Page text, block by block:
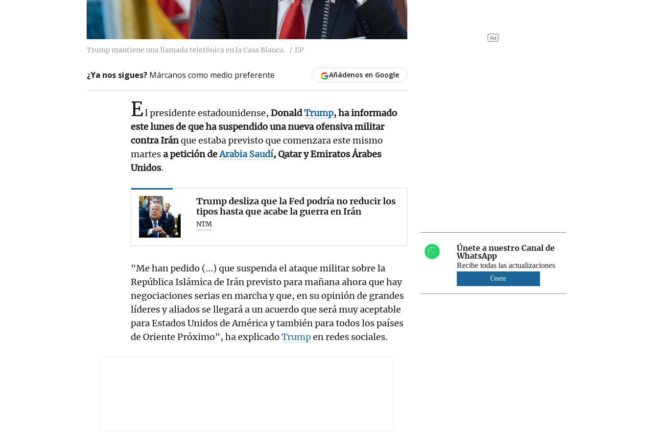
Trump mantiene una llamada telefónica en la Casa Blanca. EP
¿Ya nos sigues? Márcanos como medio preferente Añádenos en Google
El presidente estadounidense, DonaldTrump, ha informado
este lunes de que ha suspendido una nueva ofensiva militar
contra Iránque estaba previsto que comenzara este mismo
martesa petición deArabia Saudí, Qatar y Emiratos Árabes
Unidos.
Trump desliza que la Fed podría no reducir los
tipos hasta que acabe la guerra en Irán
NTM
"Me han pedido (...) que suspenda el ataque militar sobre la
República Islámica de Irán previsto para mañana ahora que hay
negociaciones serias en marcha y que, en su opinión de grandes
líderes y aliados se llegará a un acuerdo que será muy aceptable
para Estados Unidos de América y también para todos los países
de Oriente Próximo", ha explicado Trumpen redes sociales.
Únete a nuestro Canal de
WhatsApp
Recibe todas las actualizaciones
Únete